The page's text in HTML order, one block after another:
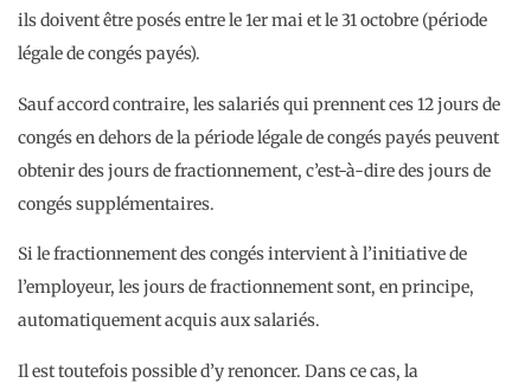
ils doivent être posés entre le 1er mai et le 31 octobre (période
légale de congés payés).
Sauf accord contraire, les salariés qui prennent ces 12 jours de
congés en dehors de la période légale de congés payés peuvent
obtenir des jours de fractionnement, c’est-à-dire des jours de
congés supplémentaires.
Si le fractionnement des congés intervient à l’initiative de
l’employeur, les jours de fractionnement sont, en principe,
automatiquement acquis aux salariés.
Il est toutefois possible d’y renoncer. Dans ce cas, la